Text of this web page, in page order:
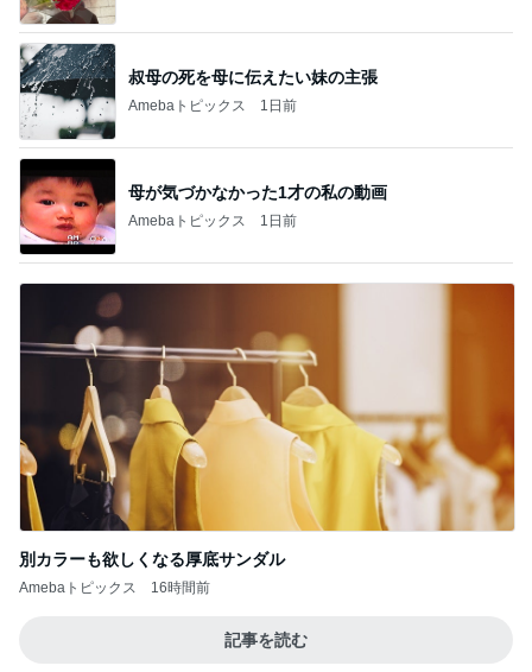
叔母の死を母に伝えたい妹の主張
Amebaトピックス 1日前
母が気づかなかった1才の私の動画
Amebaトピックス 1日前
別カラーも欲しくなる厚底サンダル
Amebaトピックス 16時間前
記事を読む